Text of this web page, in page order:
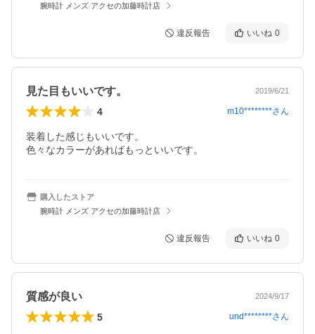
腕時計 メンズ アクセの加藤時計店
違反報告 いいね 0
見た目もいいです。 2019/6/21
4 m10********さん
装着した感じもいいです。
色々なカラーがあればもっといいです。
購入したストア
腕時計 メンズ アクセの加藤時計店
違反報告 いいね 0
質感が良い 2024/9/17
5 und********さん